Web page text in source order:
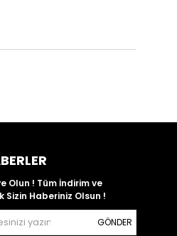
Olun ! Tüm İndirim ve
Sizin Haberiniz Olsun !
GÖNDER